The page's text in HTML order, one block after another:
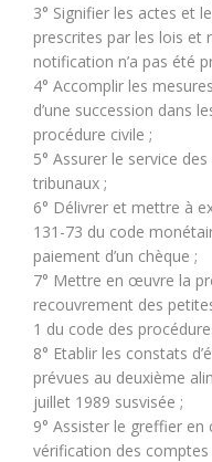
3° Signifier les actes et
prescrites par les lois et
notification n’a pas été
4° Accomplir les
d’une succession dans
procédure civile ;
5° Assurer le service
tribunaux ;
6° Délivrer et mettre à
131-73 du code
paiement d’un chèque ;
7° Mettre en œuvre la
recouvrement des
1 du code des
8° Etablir les constats
prévues au deuxième
juillet 1989 susvisée ;
9° Assister le greffier
vérification des comptes